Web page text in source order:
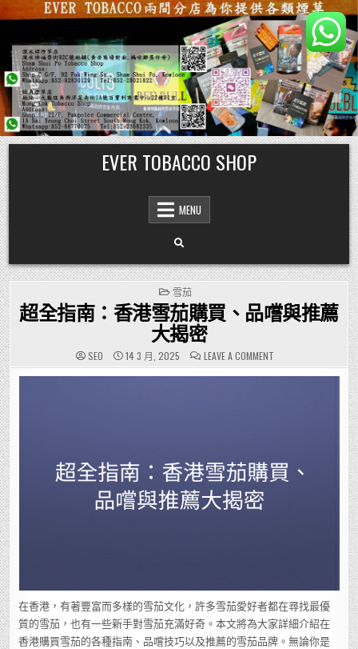
Skip
to
content
EVER TOBACCO SHOP
MENU
POSTED
IN
雪茄
超全指南：香港雪茄購買、品嚐與推薦
大揭密
SEO 14 3 月, 2025 LEAVE A COMMENT
超
全
品
嚐
與
在香港，有著豐富而多樣的雪茄文化，許多雪茄愛好者都在尋找最優
質的雪茄，也有一些新手對雪茄充滿好奇。本文將為大家詳細介紹在
香港購買雪茄的各種指南、品嚐技巧以及推薦的雪茄品牌。無論你是